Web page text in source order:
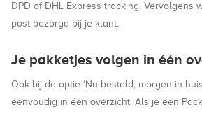
DPD of DHL Express tracking. Vervolgens
post bezorgd bij je klant.
Je pakketjes volgen in één
Ook bij de optie ‘Nu besteld, morgen in
eenvoudig in één overzicht. Als je een